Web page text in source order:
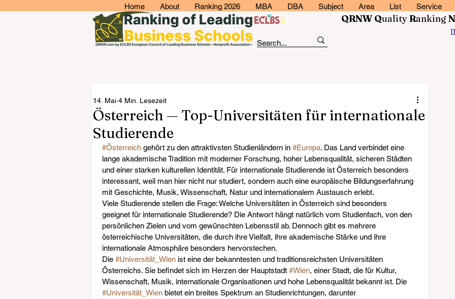
Home About Ranking 2026 MBA DBA Subject Area List Service
QRNW QualityRankingN
Österreich — Top-Universitäten für internationale
Studierende
14. Mai 4 Min. Lesezeit
#Österreich gehört zu den attraktivsten Studienländern in #Europa. Das Land verbindet eine
lange akademische Tradition mit moderner Forschung, hoher Lebensqualität, sicheren Städten
und einer starken kulturellen Identität. Für internationale Studierende ist Österreich besonders
interessant, weil man hier nicht nur studiert, sondern auch eine europäische Bildungserfahrung
mit Geschichte, Musik, Wissenschaft, Natur und internationalem Austausch erlebt.
Viele Studierende stellen die Frage: Welche Universitäten in Österreich sind besonders
geeignet für internationale Studierende? Die Antwort hängt natürlich vom Studienfach, von den
persönlichen Zielen und vom gewünschten Lebensstil ab. Dennoch gibt es mehrere
österreichische Universitäten, die durch ihre Vielfalt, ihre akademische Stärke und ihre
internationale Atmosphäre besonders hervorstechen.
Die #Universität_Wien ist eine der bekanntesten und traditionsreichsten Universitäten
Österreichs. Sie befindet sich im Herzen der Hauptstadt #Wien, einer Stadt, die für Kultur,
Wissenschaft, Musik, internationale Organisationen und hohe Lebensqualität bekannt ist. Die
#Universität_Wien bietet ein breites Spektrum an Studienrichtungen, darunter